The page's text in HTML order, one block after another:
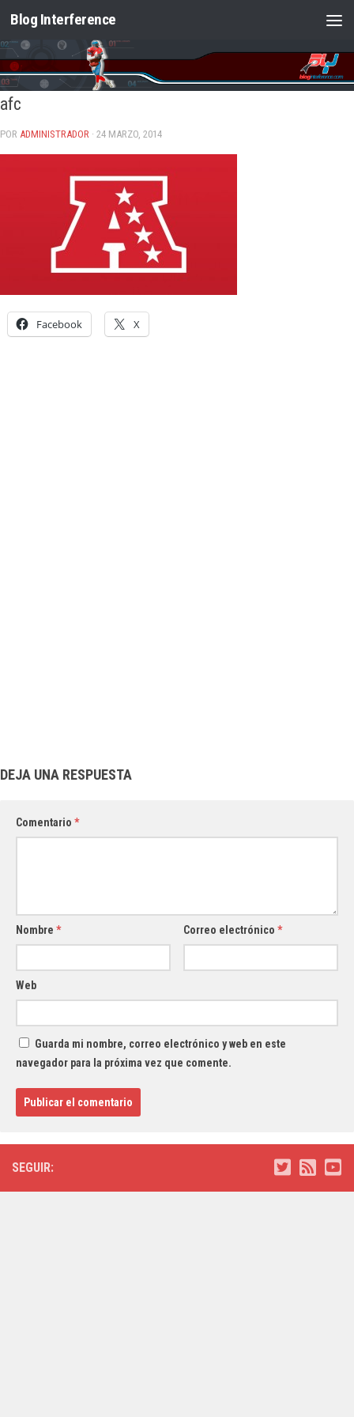
Saltar al contenido
Blog Interference
afc
POR ADMINISTRADOR · 24 MARZO, 2014
Facebook X
DEJA UNA RESPUESTA
Comentario *
Nombre * Correo electrónico*
Web
Guarda mi nombre, correo electrónico y web en este
navegador para la próxima vez que comente.
SEGUIR: